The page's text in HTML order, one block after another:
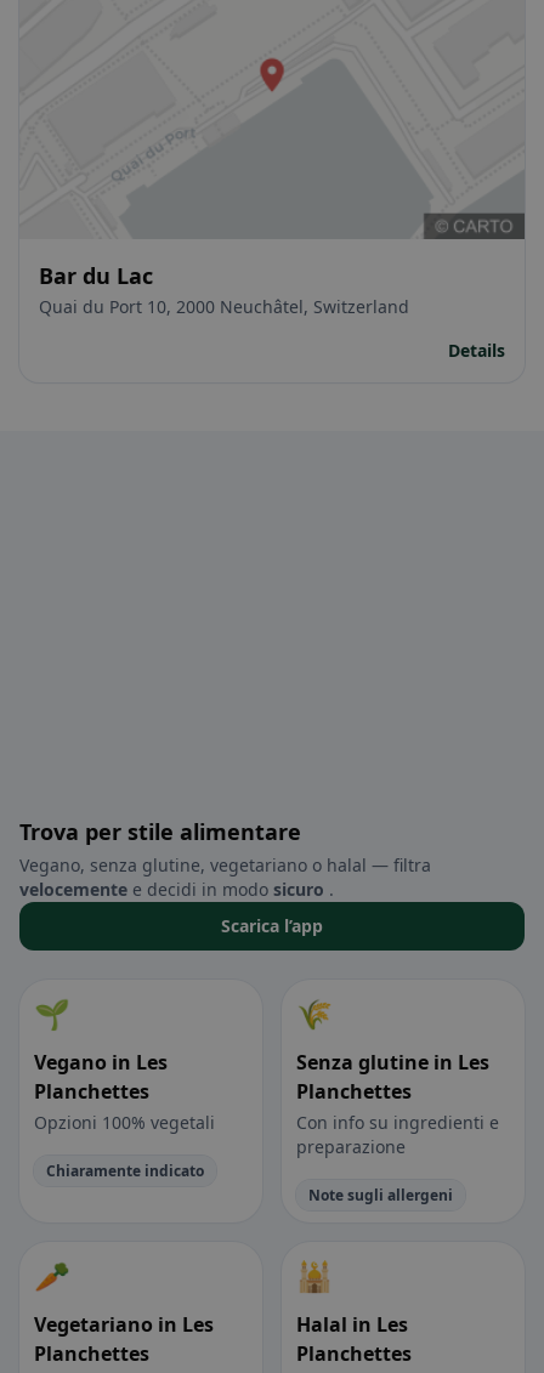
Bar du Lac
Quai du Port 10, 2000 Neuchâtel, Switzerland
Details
Trova per stile alimentare
Vegano, senza glutine, vegetariano o halal — filtra
velocemente e decidi in modo sicuro .
Scarica l’app
🌱
Vegano in Les
Planchettes
Opzioni 100% vegetali
Chiaramente indicato
🌾
Senza glutine in Les
Planchettes
Con info su ingredienti e
preparazione
Note sugli allergeni
🥕
Vegetariano in Les
Planchettes
🕌
Halal in Les
Planchettes